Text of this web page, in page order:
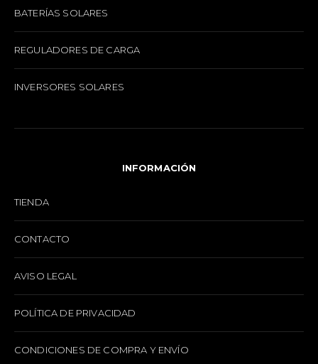
BATERÍAS SOLARES
REGULADORES DE CARGA
INVERSORES SOLARES
INFORMACIÓN
TIENDA
CONTACTO
AVISO LEGAL
POLÍTICA DE PRIVACIDAD
CONDICIONES DE COMPRA Y ENVÍO